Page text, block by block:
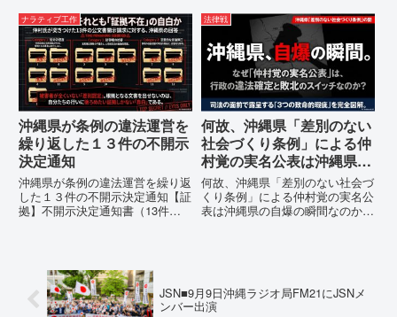
テルを貼りたい本当の理由「なぜ
沖縄県庁は、法を無視してまで私
を封じ込めようとするのか。」そ
の理由は明確です。県政が統治
の...
市電 話：080- 「公表により初
めて明らかにされる仕組み」とい
う根拠のない違法運用の指摘と条
例運用の停止を求める陳情...
ナラティブ工作
沖縄県が条例の違法運営を
繰り返した１３件の不開示
決定通知
沖縄県が条例の違法運営を繰り返
した１３件の不開示決定通知【証
拠】不開示決定通知書（13件）
拒否を突きつけました。これは、
彼らが行政手続きの正当性を失
っ...
法律戦
何故、沖縄県「差別のない
社会づくり条例」による仲
村覚の実名公表は沖縄県の
自爆の瞬間なのか？その3
つの理由。
何故、沖縄県「差別のない社会づ
くり条例」による仲村覚の実名公
表は沖縄県の自爆の瞬間なのか？
て...
JSN■9月9日沖縄ラジオ局FM21にJSNメ
ンバー出演